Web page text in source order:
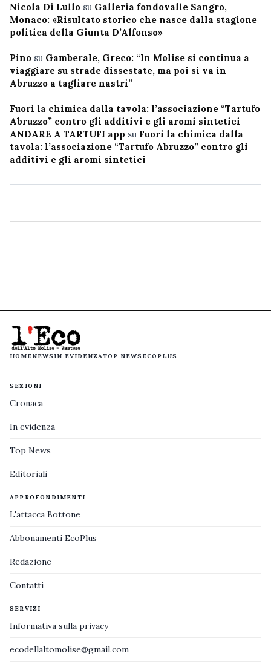
Nicola Di Lullo su Galleria fondovalle Sangro,
Monaco: «Risultato storico che nasce dalla stagione
politica della Giunta D’Alfonso»
Pino su Gamberale, Greco: “In Molise si continua a
viaggiare su strade dissestate, ma poi si va in
Abruzzo a tagliare nastri”
Fuori la chimica dalla tavola: l’associazione “Tartufo
Abruzzo” contro gli additivi e gli aromi sintetici
ANDARE A TARTUFI app su Fuori la chimica dalla
tavola: l’associazione “Tartufo Abruzzo” contro gli
additivi e gli aromi sintetici
HOMENEWS IN EVIDENZATOP NEWS ECOPLUS
SEZIONI
Cronaca
In evidenza
Top News
Editoriali
APPROFONDIMENTI
L'attacca Bottone
Abbonamenti EcoPlus
Redazione
Contatti
SERVIZI
Informativa sulla privacy
ecodellaltomolise@gmail.com